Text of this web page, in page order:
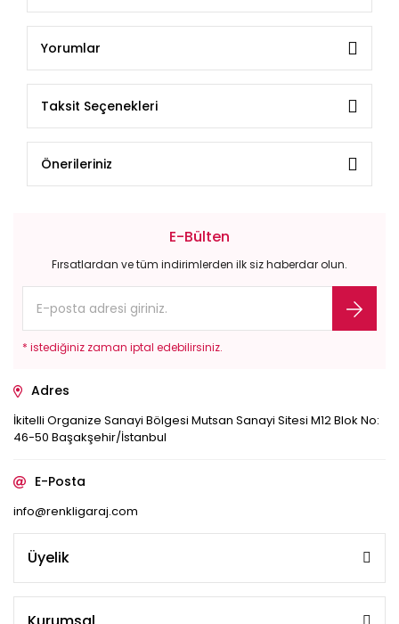
Yorumlar
Taksit Seçenekleri
Önerileriniz
E-Bülten
Fırsatlardan ve tüm indirimlerden ilk siz haberdar olun.
* istediğiniz zaman iptal edebilirsiniz.
Adres
İkitelli Organize Sanayi Bölgesi Mutsan Sanayi Sitesi M12 Blok No:
46-50 Başakşehir/İstanbul
E-Posta
info@renkligaraj.com
Üyelik